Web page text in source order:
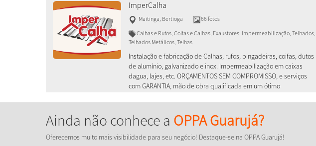
ImperCalha
Maitinga, Bertioga
66 fotos
Calhas e Rufos, Coifas e Calhas, Exaustores, Impermeabilização, Telhados,
Telhados Metálicos, Telhas
Instalação e fabricação de Calhas, rufos, pingadeiras, coifas, dutos
de alumínio, galvanizado e inox. Impermeabilização em caixas
dagua, lajes, etc. ORÇAMENTOS SEM COMPROMISSO, e serviços
com GARANTIA, mão de obra qualificada em um ótimo
Ainda não conhece a OPPA Guarujá?
Oferecemos muito mais visibilidade para seu negócio! Destaque-se na OPPA Guarujá!